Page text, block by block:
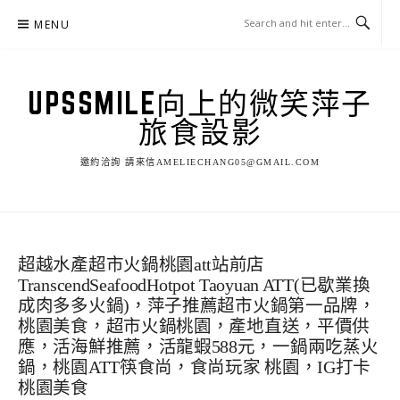
MENU
UPSSMILE向上的微笑萍子
旅食設影
邀約洽詢 請來信AMELIECHANG05@GMAIL.COM
超越水產超市火鍋桃園att站前店
TranscendSeafoodHotpot Taoyuan ATT(已歇業換
成肉多多火鍋)，萍子推薦超市火鍋第一品牌，
桃園美食，超市火鍋桃園，產地直送，平價供
應，活海鮮推薦，活龍蝦588元，一鍋兩吃蒸火
鍋，桃園ATT筷食尚，食尚玩家 桃園，IG打卡
桃園美食